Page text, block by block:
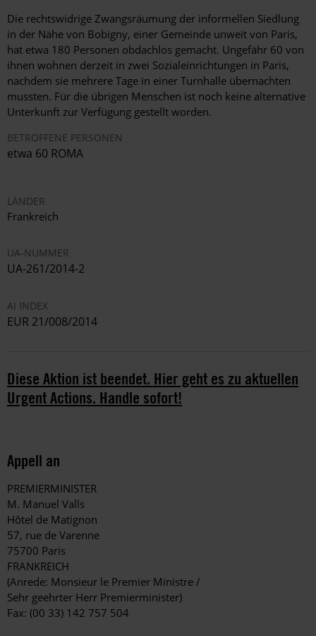
Die rechtswidrige Zwangsräumung der informellen Siedlung
in der Nähe von Bobigny, einer Gemeinde unweit von Paris,
hat etwa 180 Personen obdachlos gemacht. Ungefähr 60 von
ihnen wohnen derzeit in zwei Sozialeinrichtungen in Paris,
nachdem sie mehrere Tage in einer Turnhalle übernachten
mussten. Für die übrigen Menschen ist noch keine alternative
Unterkunft zur Verfügung gestellt worden.
BETROFFENE PERSONEN
etwa 60 ROMA
LÄNDER
Frankreich
UA-NUMMER
UA-261/2014-2
AI INDEX
EUR 21/008/2014
Diese Aktion ist beendet. Hier geht es zu aktuellen
Urgent Actions. Handle sofort!
Appell an
PREMIERMINISTER
M. Manuel Valls
Hôtel de Matignon
57, rue de Varenne
75700 Paris
FRANKREICH
(Anrede: Monsieur le Premier Ministre /
Sehr geehrter Herr Premierminister)
Fax: (00 33) 142 757 504